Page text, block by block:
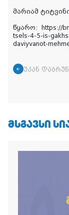
მარიამ
წყარო: https://
tsels-4-5-is-
daviyvanot-
უკან
ᲛᲡᲒᲐᲕᲡᲘ